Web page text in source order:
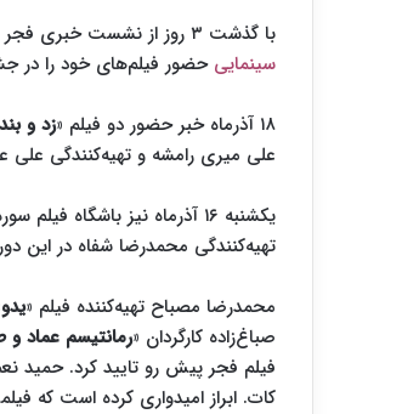
با گذشت ۳ روز از نشست خبری فجر ۳۹ دبیر جشنواره و حذف قطعی گزینه نمایش آنلاین آثار، سازندگان ۶
سینمایی حضور فیلم‌های خود را در
۱۸ آذرماه خبر حضور دو فیلم « زد و بند
علی میری رامشه و تهیه‌کنندگی علی
یکشنبه ۱۶ آذرماه نیز باشگاه فیلم سوره از رقابت فیلم سینمایی «
تهیه‌کنندگی محمدرضا شفاه در این
محمدرضا مصباح تهیه‌کننده فیلم «یدو
صباغ‌زاده کارگردان «رمانتیسم عماد و
فیلم فجر پیش رو تایید کرد. حمید
کات. ابراز امیدواری کرده است که